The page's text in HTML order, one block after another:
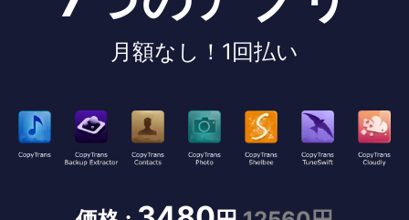
月額なし！1回払い